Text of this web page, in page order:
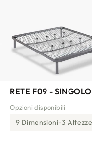
RETE F09 - SINGOLO
Opzioni disponibili
9 Dimensioni 3 Altezze